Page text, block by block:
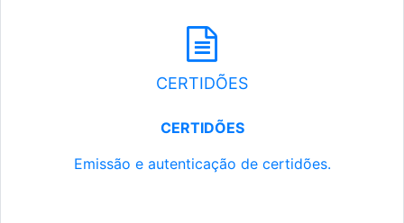
CERTIDÕES
CERTIDÕES
Emissão e autenticação de certidões.